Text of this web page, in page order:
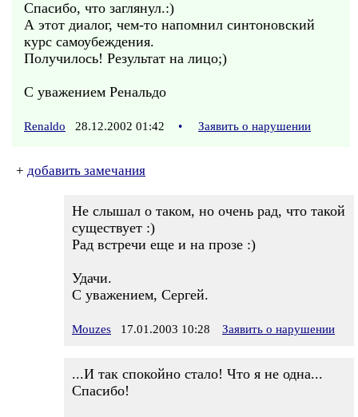
Спасибо, что заглянул.:)
А этот диалог, чем-то напомнил синтоновский
курс самоубеждения.
Получилось! Результат на лицо;)
С уважением Ренальдо
Renaldo 28.12.2002 01:42 • Заявить о нарушении
+ добавить замечания
Не слышал о таком, но очень рад, что такой
существует :)
Рад встречи еще и на прозе :)
Удачи.
С уважением, Сергей.
Mouzes 17.01.2003 10:28 Заявить о нарушении
...И так спокойно стало! Что я не одна...
Спасибо!